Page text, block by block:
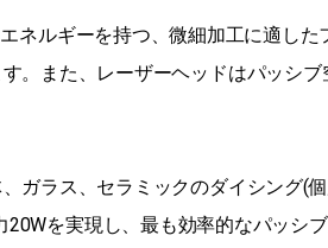
ルギーを持つ、微細加工に適した
また、レーザーヘッドはパッシブ
ラス、セラミックのダイシング(
を実現し、最も効率的なパッシ